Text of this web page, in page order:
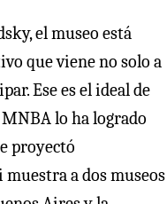
el museo está
que viene no solo a
Ese es el ideal de
lo ha logrado
proyectó
a dos museos